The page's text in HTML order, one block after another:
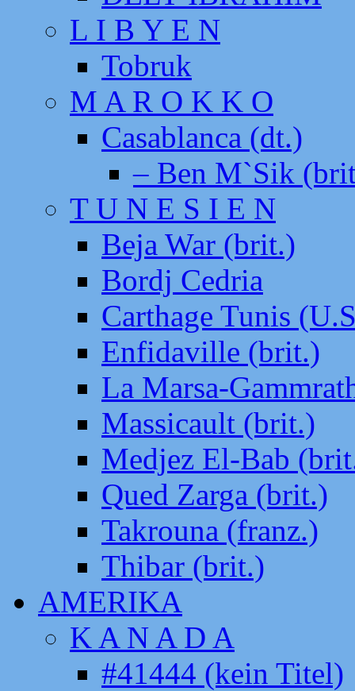
L I B Y E N
Tobruk
M A R O K K O
Casablanca (dt.)
– Ben M`Sik
T U N E S I E N
Beja War (brit.)
Bordj Cedria
Carthage Tunis
Enfidaville (brit.)
La Marsa-
Massicault (brit.)
Medjez El-Bab
Qued Zarga (brit.)
Takrouna (franz.)
Thibar (brit.)
AMERIKA
K A N A D A
#41444 (kein Titel)